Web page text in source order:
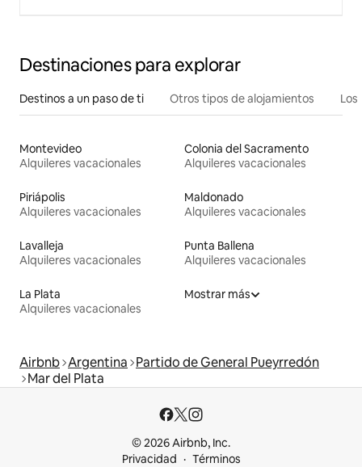
Destinaciones para explorar
Destinos a un paso de ti Otros tipos de alojamientos
Montevideo
Alquileres vacacionales
Colonia del Sacramento
Alquileres vacacionales
Piriápolis
Alquileres vacacionales
Maldonado
Alquileres vacacionales
Lavalleja
Alquileres vacacionales
Punta Ballena
Alquileres vacacionales
La Plata
Alquileres vacacionales
Mostrar más
Airbnb Argentina Partido de General Pueyrredón
Mar del Plata
© 2026 Airbnb, Inc.
Privacidad
Términos